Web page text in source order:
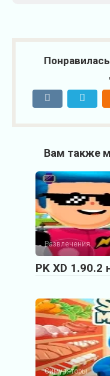
Вам также
Развлечения
PK XD
Симуляторы